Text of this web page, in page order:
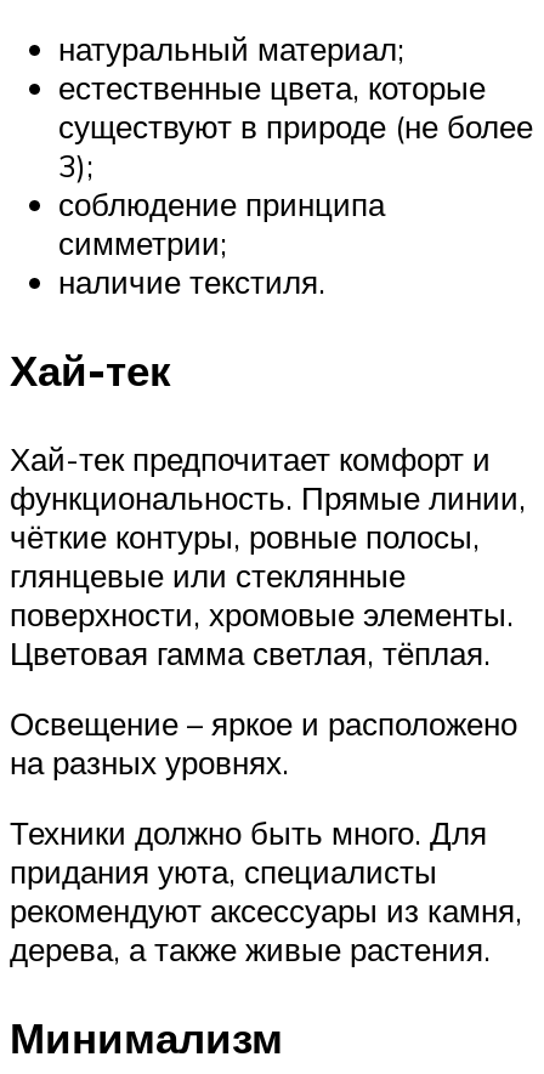
натуральный материал;
естественные цвета, которые
существуют в природе (не более
3);
соблюдение принципа
симметрии;
наличие текстиля.
Хай-тек
Хай-тек предпочитает комфорт и
функциональность. Прямые линии,
чёткие контуры, ровные полосы,
глянцевые или стеклянные
поверхности, хромовые элементы.
Цветовая гамма светлая, тёплая.
Освещение – яркое и расположено
на разных уровнях.
Техники должно быть много. Для
придания уюта, специалисты
рекомендуют аксессуары из камня,
дерева, а также живые растения.
Минимализм